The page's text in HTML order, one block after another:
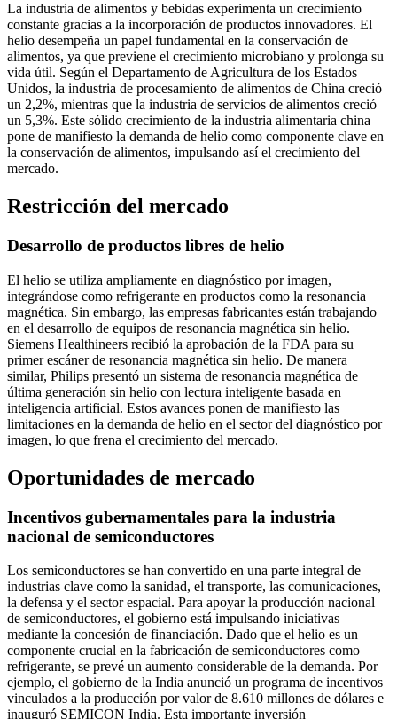
La industria de alimentos y bebidas experimenta un crecimiento
constante gracias a la incorporación de productos innovadores. El
helio desempeña un papel fundamental en la conservación de
alimentos, ya que previene el crecimiento microbiano y prolonga su
vida útil. Según el Departamento de Agricultura de los Estados
Unidos, la industria de procesamiento de alimentos de China creció
un 2,2%, mientras que la industria de servicios de alimentos creció
un 5,3%. Este sólido crecimiento de la industria alimentaria china
pone de manifiesto la demanda de helio como componente clave en
la conservación de alimentos, impulsando así el crecimiento del
mercado.
Restricción del mercado
Desarrollo de productos libres de helio
El helio se utiliza ampliamente en diagnóstico por imagen,
integrándose como refrigerante en productos como la resonancia
magnética. Sin embargo, las empresas fabricantes están trabajando
en el desarrollo de equipos de resonancia magnética sin helio.
Siemens Healthineers recibió la aprobación de la FDA para su
primer escáner de resonancia magnética sin helio. De manera
similar, Philips presentó un sistema de resonancia magnética de
última generación sin helio con lectura inteligente basada en
inteligencia artificial. Estos avances ponen de manifiesto las
limitaciones en la demanda de helio en el sector del diagnóstico por
imagen, lo que frena el crecimiento del mercado.
Oportunidades de mercado
Incentivos gubernamentales para la industria
nacional de semiconductores
Los semiconductores se han convertido en una parte integral de
industrias clave como la sanidad, el transporte, las comunicaciones,
la defensa y el sector espacial. Para apoyar la producción nacional
de semiconductores, el gobierno está impulsando iniciativas
mediante la concesión de financiación. Dado que el helio es un
componente crucial en la fabricación de semiconductores como
refrigerante, se prevé un aumento considerable de la demanda. Por
ejemplo, el gobierno de la India anunció un programa de incentivos
vinculados a la producción por valor de 8.610 millones de dólares e
inauguró SEMICON India. Esta importante inversión